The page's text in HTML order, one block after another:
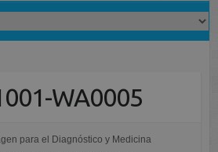
WA0005
para el Diagnóstico y Medicina